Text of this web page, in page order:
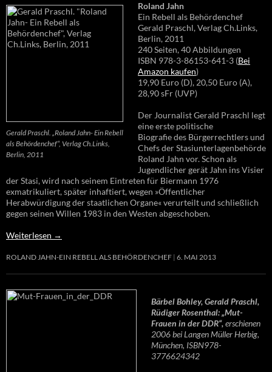
Gerald Praschl. „Roland Jahn- Ein Rebell
als Behördenchef“, Verlag Ch.Links,
Berlin, 2011
Roland Jahn
Ein Rebell als Behördenchef
Gerald Praschl, Verlag Ch.Links,
Berlin, 2011
240 Seiten, 40 Abbildungen
ISBN 978-3-86153-641-3 (Bei
Amazon kaufen)
19,90 Euro (D), 20,50 Euro (A),
28,90 sFr (UVP)
Der Journalist Gerald Praschl legt
eine erste politische
Biografie des Bürgerrechtlers und
Chefs der Stasiunterlagenbehörde
Roland Jahn vor. Schon als
Jugendlicher gerät Jahn ins Visier
der Stasi, wird nach seinem Eintreten für Biermann 1976
exmatrikuliert, später inhaftiert, wegen »Öffentlicher
Herabwürdigung der staatlichen Organe« verurteilt und schließlich
gegen seinen Willen 1983 in den Westen abgeschoben.
Weiterlesen →
ROLAND JAHN-EIN REBELL ALS BEHÖRDENCHEF 6. MAI 2013
Bärbel Bohley, Gerald Praschl,
Rüdiger Rosenthal: „Mut-
Frauen in der DDR“,erschienen
2006 bei Langen Müller Herbig,
München, ISBN978-
3776624342